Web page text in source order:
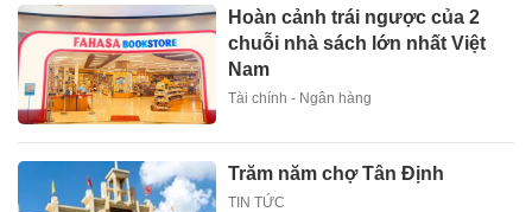
Hoàn cảnh trái ngược của 2
chuỗi nhà sách lớn nhất Việt
Nam
Tài chính - Ngân hàng
Trăm năm chợ Tân Định
TIN TỨC